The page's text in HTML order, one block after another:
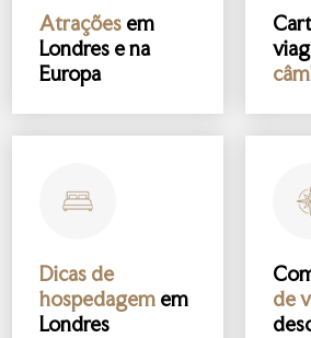
Atrações em
Londres e na
Europa
Dicas de
hospedagem em
Londres
de